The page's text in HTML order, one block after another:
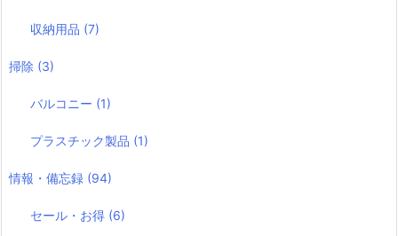
収納用品 (7)
掃除 (3)
バルコニー (1)
プラスチック製品 (1)
情報・備忘録 (94)
セール・お得 (6)